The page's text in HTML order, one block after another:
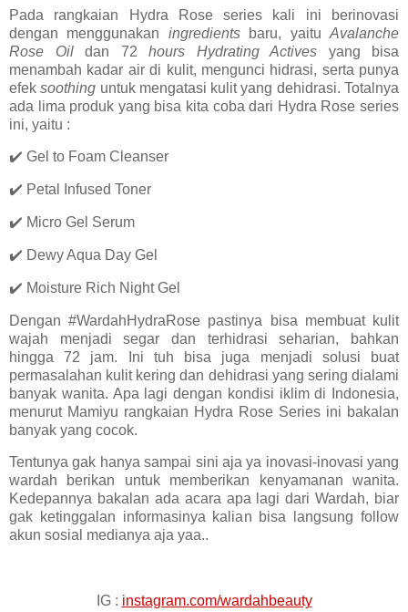
Pada rangkaian Hydra Rose series kali ini berinovasi
dengan menggunakan ingredientsbaru, yaituAvalanche
Rose Oil dan 72 hours Hydrating Actives yang bisa
menambah kadar air di kulit, mengunci hidrasi, serta punya
efeksoothing untuk mengatasi kulit yang dehidrasi. Totalnya
ada lima produk yang bisa kita coba dari Hydra Rose series
ini, yaitu :
✔️ Gel to Foam Cleanser
✔️ Petal Infused Toner
✔️ Micro Gel Serum
✔️ Dewy Aqua Day Gel
✔️ Moisture Rich Night Gel
Dengan #WardahHydraRose pastinya bisa membuat kulit
wajah menjadi segar dan terhidrasi seharian, bahkan
hingga 72 jam. Ini tuh bisa juga menjadi solusi buat
permasalahan kulit kering dan dehidrasi yang sering dialami
banyak wanita. Apa lagi dengan kondisi iklim di Indonesia,
menurut Mamiyu rangkaian Hydra Rose Series ini bakalan
banyak yang cocok.
Tentunya gak hanya sampai sini aja ya inovasi-inovasi yang
wardah berikan untuk memberikan kenyamanan wanita.
Kedepannya bakalan ada acara apa lagi dari Wardah, biar
gak ketinggalan informasinya kalian bisa langsung follow
akun sosial medianya aja yaa..
IG : instagram.com/wardahbeauty